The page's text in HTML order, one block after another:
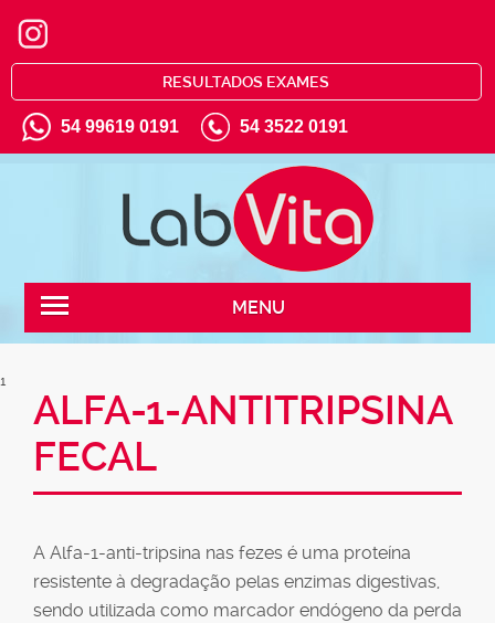
RESULTADOS EXAMES
54 99619 0191 54 3522 0191
MENU
1
ALFA-1-ANTITRIPSINA
FECAL
A Alfa-1-anti-tripsina nas fezes é uma proteína
resistente à degradação pelas enzimas digestivas,
sendo utilizada como marcador endógeno da perda